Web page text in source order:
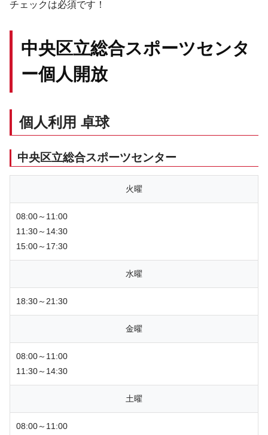
チェックは必須です！
中央区立総合スポーツセンタ
ー個人開放
個人利用 卓球
中央区立総合スポーツセンター
火曜
08:00～11:00
11:30～14:30
15:00～17:30
水曜
18:30～21:30
金曜
08:00～11:00
11:30～14:30
土曜
08:00～11:00